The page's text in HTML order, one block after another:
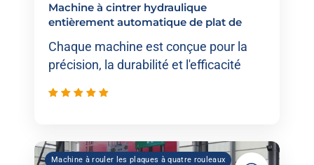
Machine à cintrer hydraulique
entièrement automatique de plat de
numérique par ordinateur
Chaque machine est conçue pour la
précision, la durabilité et l'efficacité
Machine à rouler les plaques à quatre rouleaux